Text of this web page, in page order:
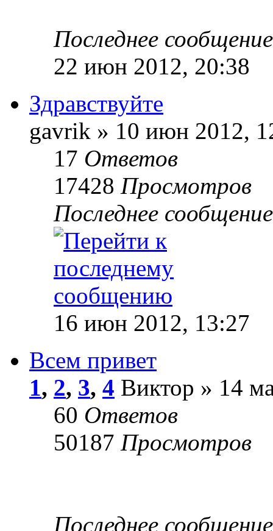
Последнее
22 июн 2012, 20:38
Здравствуйте
gavrik » 10 июн 2012,
17 Ответов
17428 Просмотров
Последнее
16 июн 2012, 13:27
Всем привет
1, 2, 3, 4 Виктор » 14
60 Ответов
50187 Просмотров
Последнее